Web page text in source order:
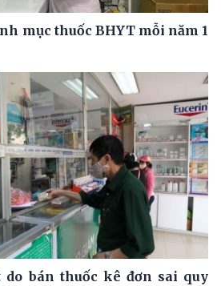
mục thuốc BHYT mỗi năm 1
do bán thuốc kê đơn sai quy